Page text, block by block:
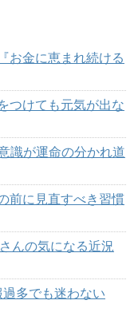
お金に恵まれ続ける
つけても元気が出な
識が運命の分かれ道
前に見直すべき習慣
んの気になる近況
多でも迷わない